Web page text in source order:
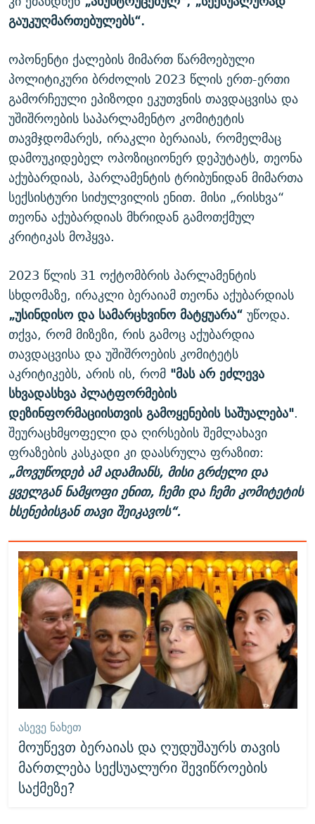
გაუკუღმართებულებს“.
ოპონენტი ქალების მიმართ წარმოებული
პოლიტიკური ბრძოლის 2023 წლის ერთ-ერთი
გამორჩეული ეპიზოდი ეკუთვნის თავდაცვისა და
უშიშროების საპარლამენტო კომიტეტის
თავმჯდომარეს, ირაკლი ბერაიას, რომელმაც
დამოუკიდებელ ოპოზიციონერ დეპუტატს, თეონა
აქუბარდიას, პარლამენტის ტრიბუნიდან მიმართა
სექსისტური სიძულვილის ენით. მისი „რისხვა“
თეონა აქუბარდიას მხრიდან გამოთქმულ
კრიტიკას მოჰყვა.
2023 წლის 31 ოქტომბრის პარლამენტის
სხდომაზე, ირაკლი ბერაიამ თეონა აქუბარდიას
„უსინდისო და სამარცხვინო მატყუარა“უწოდა.
თქვა, რომ მიზეზი, რის გამოც აქუბარდია
თავდაცვისა და უშიშროების კომიტეტს
აკრიტიკებს, არის ის, რომ "მას არ ეძლევა
სხვადასხვა პლატფორმების
დეზინფორმაციისთვის გამოყენების საშუალება".
შეურაცხმყოფელი და ღირსების შემლახავი
ფრაზების კასკადი კი დაასრულა ფრაზით:
„მოვუწოდებ ამ ადამიანს, მისი გრძელი და
ყველგან ნამყოფი ენით, ჩემი და ჩემი კომიტეტის
ხსენებისგან თავი შეიკავოს“.
ᲐᲡᲔᲕᲔ ᲜᲐᲮᲔᲗ
მოუწევთ ბერაიას და ღუდუშაურს თავის
მართლება სექსუალური შევიწროების
საქმეზე?